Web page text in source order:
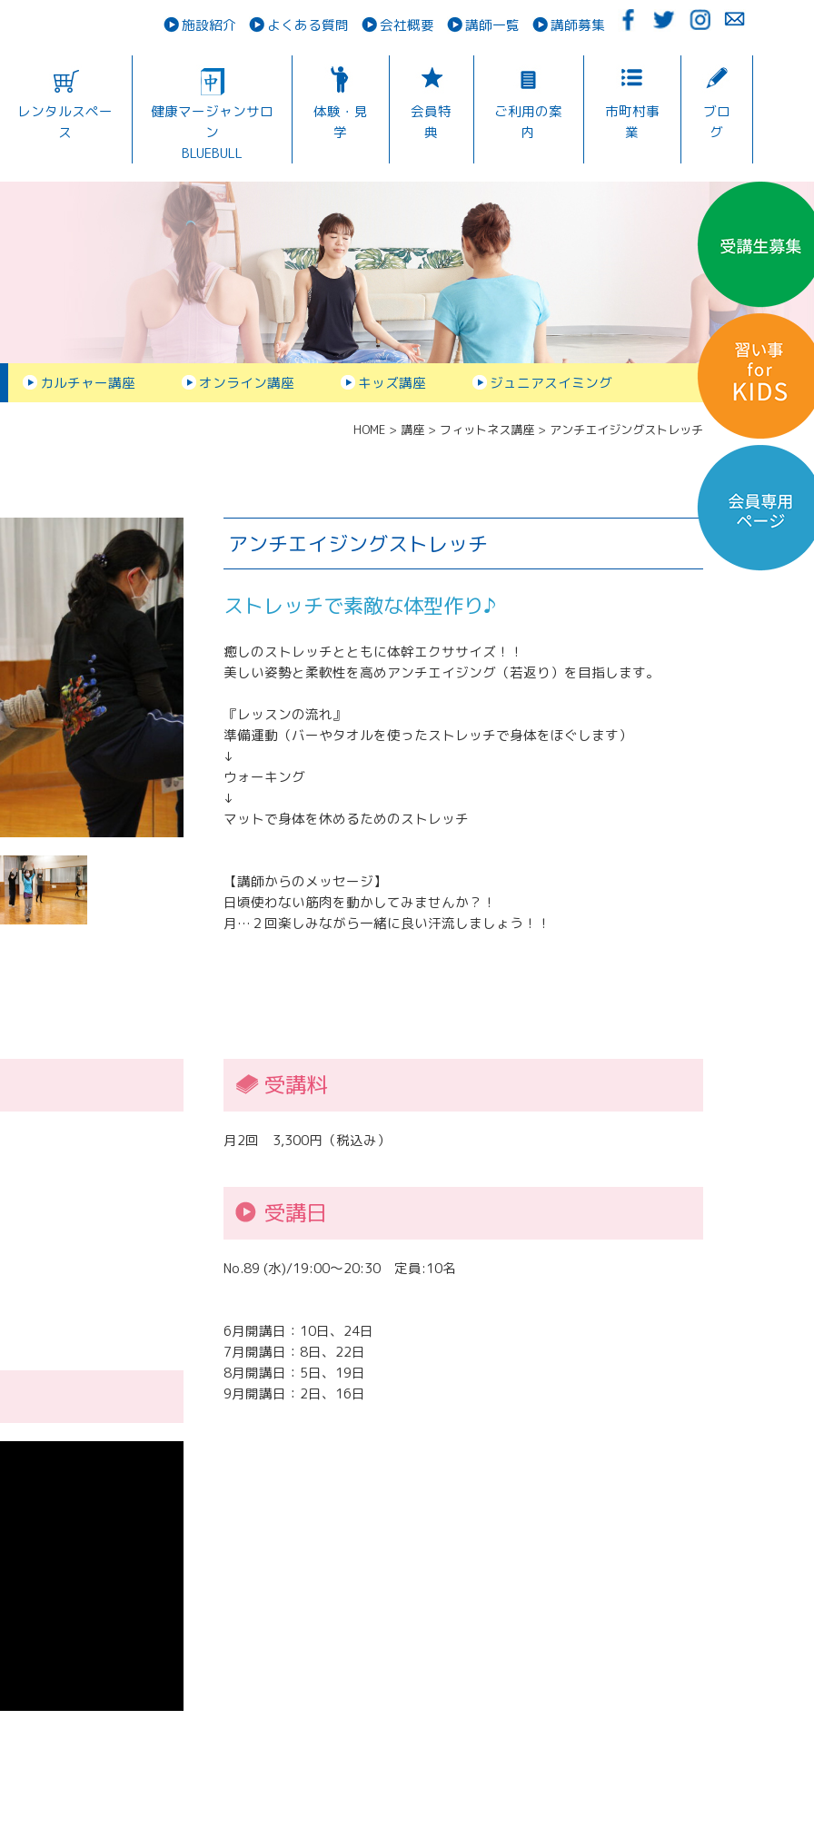
施設紹介 よくある質問 会社概要 講師一覧 講師募集
レンタルスペー
ス
健康マージャンサロ
ン
BLUEBULL
体験・見
学
会員特
典
ご利用の案
内
市町村事
業
ブロ
グ
カルチャー講座 オンライン講座 キッズ講座 ジュニアスイミング
HOME > 講座 > フィットネス講座 > アンチエイジングストレッチ
アンチエイジングストレッチ
ストレッチで素敵な体型作り♪
癒しのストレッチとともに体幹エクササイズ！！
美しい姿勢と柔軟性を高めアンチエイジング（若返り）を目指します。
『レッスンの流れ』
準備運動（バーやタオルを使ったストレッチで身体をほぐします）
↓
ウォーキング
↓
マットで身体を休めるためのストレッチ
【講師からのメッセージ】
日頃使わない筋肉を動かしてみませんか？！
月…２回楽しみながら一緒に良い汗流しましょう！！
受講料
月2回 3,300円（税込み）
受講日
No.89 (水)/19:00～20:30 定員:10名
6月開講日：10日、24日
7月開講日：8日、22日
8月開講日：5日、19日
9月開講日：2日、16日